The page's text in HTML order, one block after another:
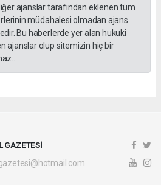
ajanslar tarafından eklenen tüm
müdahalesi olmadan ajans
Bu haberlerde yer alan hukuki
ajanslar olup sitemizin hiç bir
GAZETESİ